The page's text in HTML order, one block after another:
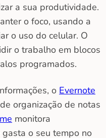
a sua produtividade.
o foco, usando a
o uso do celular. O
o trabalho em blocos
programados.
o Evernote
organização de notas
monitora
o seu tempo no